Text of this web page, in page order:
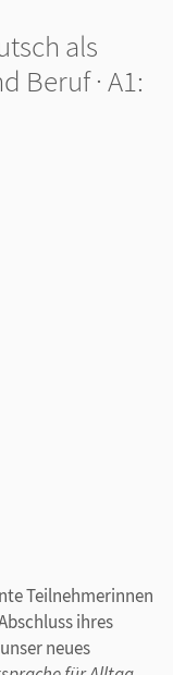
als
Beruf · A1:
Teilnehmerinnen
ihres
neues